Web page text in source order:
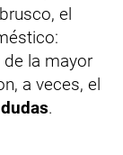
el
la mayor
a veces, el
dudas.